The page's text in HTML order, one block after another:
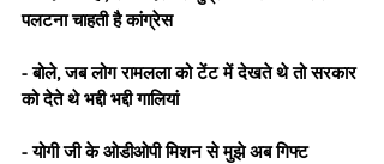
पलटना चाहती है कांग्रेस
- बोले, जब लोग रामलला को टेंट में देखते थे तो सरकार
को देते थे भद्दी भद्दी गालियां
- योगी जी के ओडीओपी मिशन से मुझे अब गिफ्ट